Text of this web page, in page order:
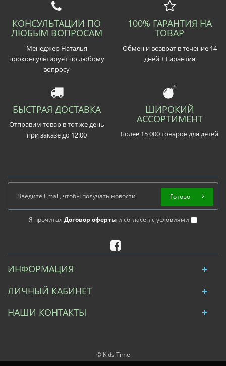
КОНСУЛЬТАЦИИ ПО
ЛЮБЫМ ВОПРОСАМ
Менеджер Наталья
проконсультирует по любому
вопросу
100% ГАРАНТИЯ НА
ТОВАР
Обмен и возврат в течение 14
дней + Гарантия
БЫСТРАЯ ДОСТАВКА
Отправим товар в тот же день
при заказе до 12:00
ШИРОКИЙ
АССОРТИМЕНТ
Более 15 000 товаров для детей
Я прочитал Договор оферты и согласен с условиями
Готово
ИНФОРМАЦИЯ
ЛИЧНЫЙ КАБИНЕТ
НАШИ КОНТАКТЫ
© Kids Time